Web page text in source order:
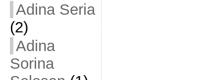
Adina Seria
(2)
Adina
Sorina